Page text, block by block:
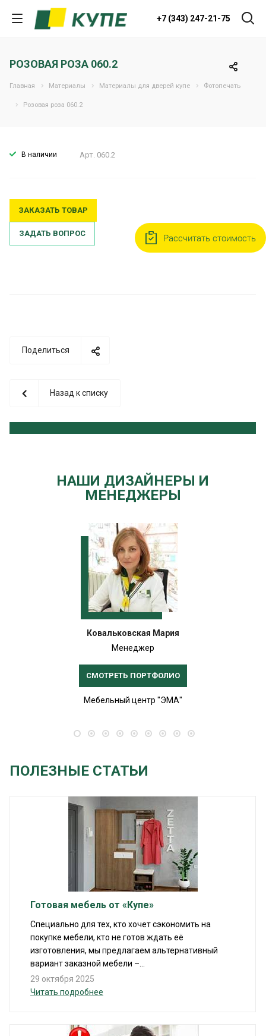
+7 (343) 247-21-75
РОЗОВАЯ РОЗА 060.2
Главная Материалы Материалы для дверей купе Фотопечать
Розовая роза 060.2
В наличии Арт. 060.2
ЗАКАЗАТЬ ТОВАР
ЗАДАТЬ ВОПРОС
Поделиться
Назад к списку
НАШИ ДИЗАЙНЕРЫ И
МЕНЕДЖЕРЫ
Ковальковская Мария
Менеджер
СМОТРЕТЬ ПОРТФОЛИО
Мебельный центр "ЭМА"
ПОЛЕЗНЫЕ СТАТЬИ
Готовая мебель от «Купе»
Специально для тех, кто хочет сэкономить на
покупке мебели, кто не готов ждать её
изготовления, мы предлагаем альтернативный
вариант заказной мебели –...
29 октября 2025
Читать подробнее
Рассчитать стоимость